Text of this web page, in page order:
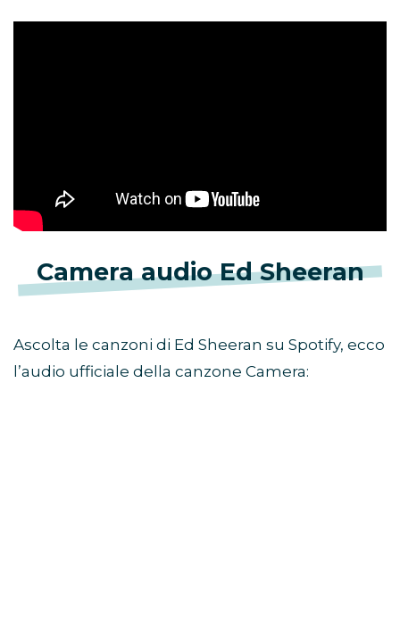
Camera audio Ed Sheeran
Ascolta le canzoni di Ed Sheeran su Spotify, ecco
l’audio ufficiale della canzone Camera: